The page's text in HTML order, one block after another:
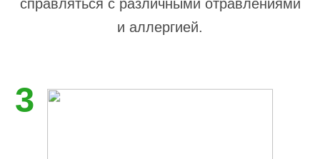
справляться с различными отравлениями
и аллергией.
3